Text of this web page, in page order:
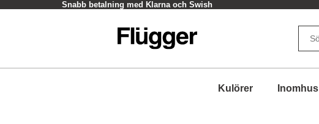
Snabb betalning med Klarna och Swish
Kulörer Inomhus